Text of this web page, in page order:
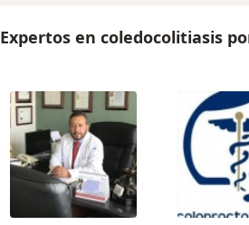
Expertos en coledocolitiasis